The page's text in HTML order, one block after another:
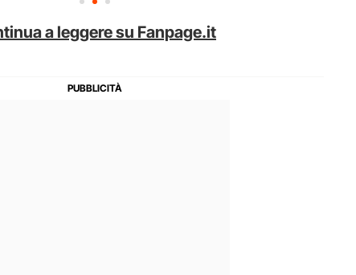
a leggere su Fanpage.it